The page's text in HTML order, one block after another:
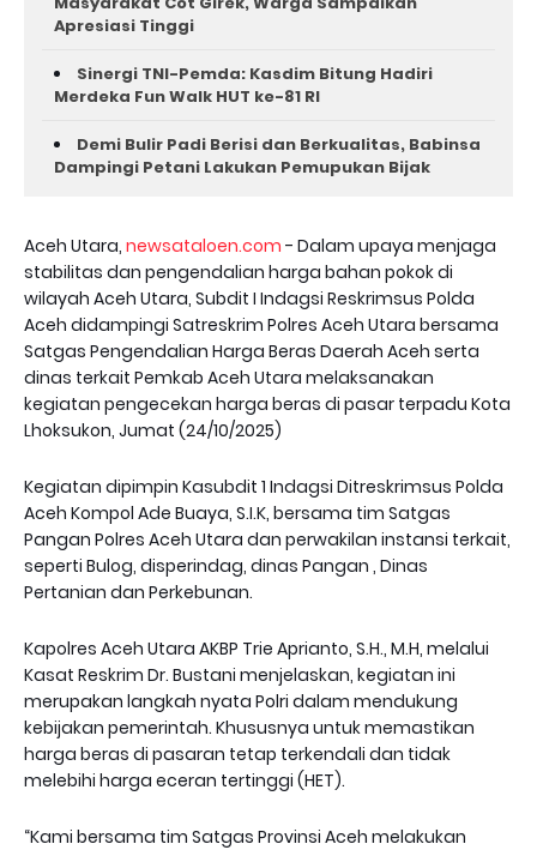
Apresiasi Tinggi
Sinergi TNI-Pemda: Kasdim Bitung Hadiri
Merdeka Fun Walk HUT ke-81 RI
Demi Bulir Padi Berisi dan Berkualitas, Babinsa
Dampingi Petani Lakukan Pemupukan Bijak
Aceh Utara, newsataloen.com - Dalam upaya menjaga
stabilitas dan pengendalian harga bahan pokok di
wilayah Aceh Utara, Subdit I Indagsi Reskrimsus Polda
Aceh didampingi Satreskrim Polres Aceh Utara bersama
Satgas Pengendalian Harga Beras Daerah Aceh serta
dinas terkait Pemkab Aceh Utara melaksanakan
kegiatan pengecekan harga beras di pasar terpadu Kota
Lhoksukon, Jumat (24/10/2025)
Kegiatan dipimpin Kasubdit 1 Indagsi Ditreskrimsus Polda
Aceh Kompol Ade Buaya, S.I.K, bersama tim Satgas
Pangan Polres Aceh Utara dan perwakilan instansi terkait,
seperti Bulog, disperindag, dinas Pangan , Dinas
Pertanian dan Perkebunan.
Kapolres Aceh Utara AKBP Trie Aprianto, S.H., M.H, melalui
Kasat Reskrim Dr. Bustani menjelaskan, kegiatan ini
merupakan langkah nyata Polri dalam mendukung
kebijakan pemerintah. Khususnya untuk memastikan
harga beras di pasaran tetap terkendali dan tidak
melebihi harga eceran tertinggi (HET).
“Kami bersama tim Satgas Provinsi Aceh melakukan